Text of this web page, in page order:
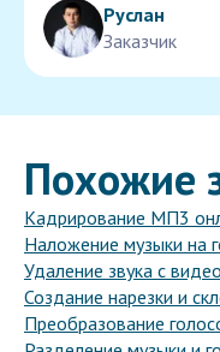
Руслан
Заказчик
Похожие
Кадрирование МП3
Наложение музыки на
Удаление звука с
Создание нарезки и
Преобразование